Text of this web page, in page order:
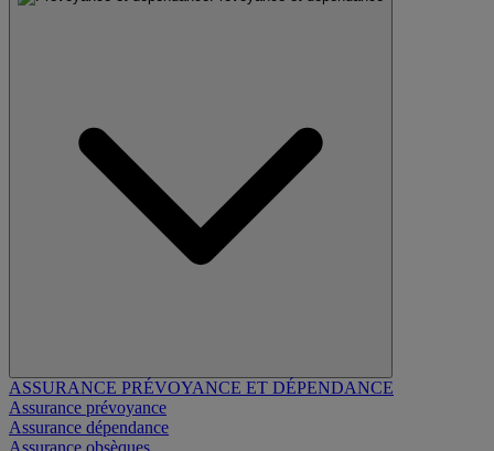
ASSURANCE PRÉVOYANCE ET DÉPENDANCE
Assurance prévoyance
Assurance dépendance
Assurance obsèques